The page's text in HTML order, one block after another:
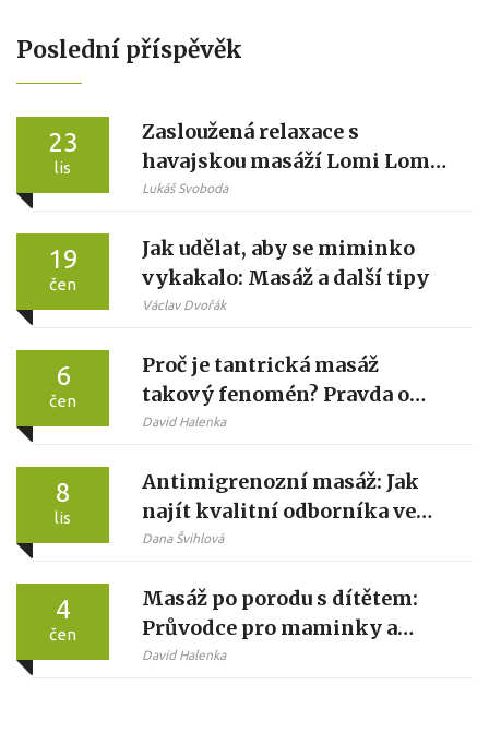
Poslední příspěvěk
23
lis
Zasloužená relaxace s
havajskou masáží Lomi Lomi
na luxusní úrovni
Lukáš Svoboda
19
čen
Jak udělat, aby se miminko
vykakalo: Masáž a další tipy
Václav Dvořák
6
čen
Proč je tantrická masáž
takový fenomén? Pravda o
uvolnění a propojení
David Halenka
8
lis
Antimigrenozní masáž: Jak
najít kvalitní odborníka ve
vašem městě
Dana Švihlová
4
čen
Masáž po porodu s dítětem:
Průvodce pro maminky a
tatínky
David Halenka